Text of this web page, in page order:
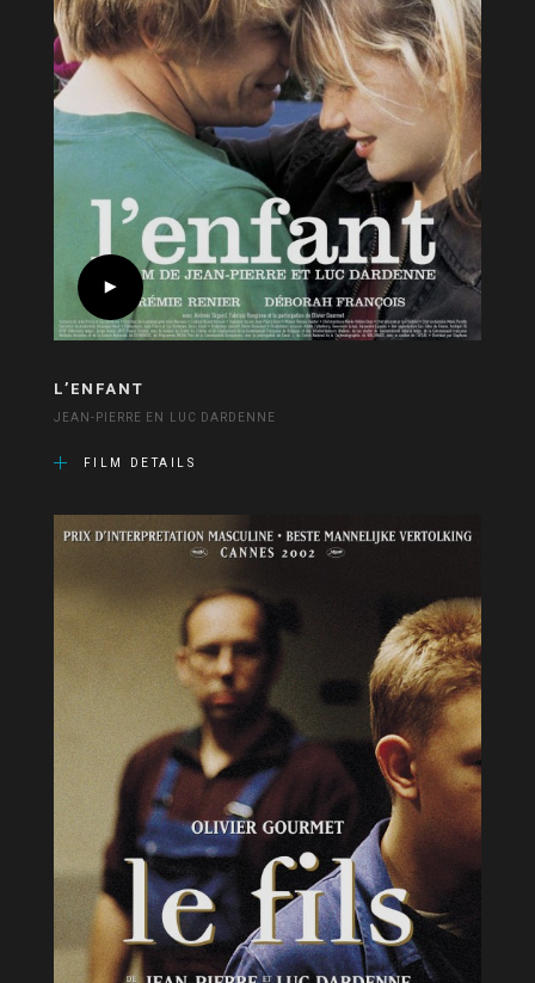
L’ENFANT
JEAN-PIERRE EN LUC DARDENNE
FILM DETAILS